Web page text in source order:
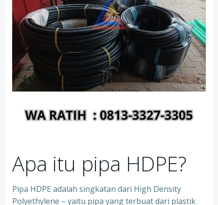
Apa itu pipa HDPE?
Pipa HDPE adalah singkatan dari High Density
Polyethylene – yaitu pipa yang terbuat dari plastik